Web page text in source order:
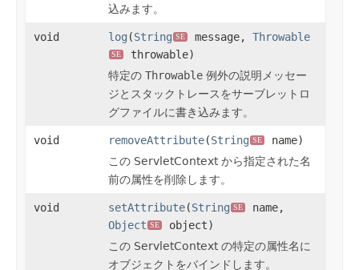
込みます。
void log (String SE message, Throwable
SE
throwable)
特定の Throwable 例外の説明メッセー
ジとスタックトレースをサーブレットロ
グファイルに書き込みます。
void removeAttribute(String SE
name)
この ServletContext から指定された名
前の属性を削除します。
void setAttribute(String SE
name,
Object SE
object)
この ServletContext の特定の属性名に
オブジェクトをバインドします。